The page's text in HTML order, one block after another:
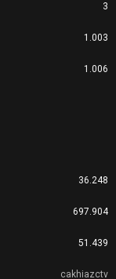
3
1.003
1.006
36.248
697.904
51.439
cakhiazctv